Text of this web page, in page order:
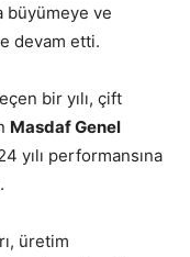
büyümeye ve
devam etti.
bir yılı, çift
Masdaf Genel
yılı performansına
üretim